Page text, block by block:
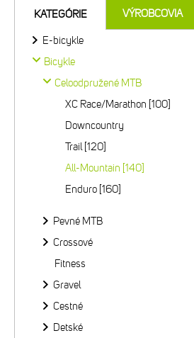
KATEGÓRIE VÝROBCOVIA
E-bicykle
Bicykle
Celoodpružené MTB
XC Race/Marathon [100]
Downcountry
Trail [120]
All-Mountain [140]
Enduro [160]
Pevné MTB
Crossové
Fitness
Gravel
Cestné
Detské